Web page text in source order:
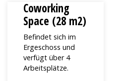
Coworking
Space (28 m2)
Befindet sich im
Ergeschoss und
verfügt über 4
Arbeitsplätze.